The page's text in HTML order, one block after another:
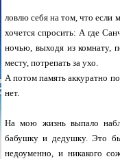
ловлю себя на том, что если
хочется спросить: А где
ночью, выходя из комнату,
месту, потрепать за ухо.
А потом память аккуратно
нет.
На мою жизнь выпало
бабушку и дедушку. Это
недоуменно, и никакого